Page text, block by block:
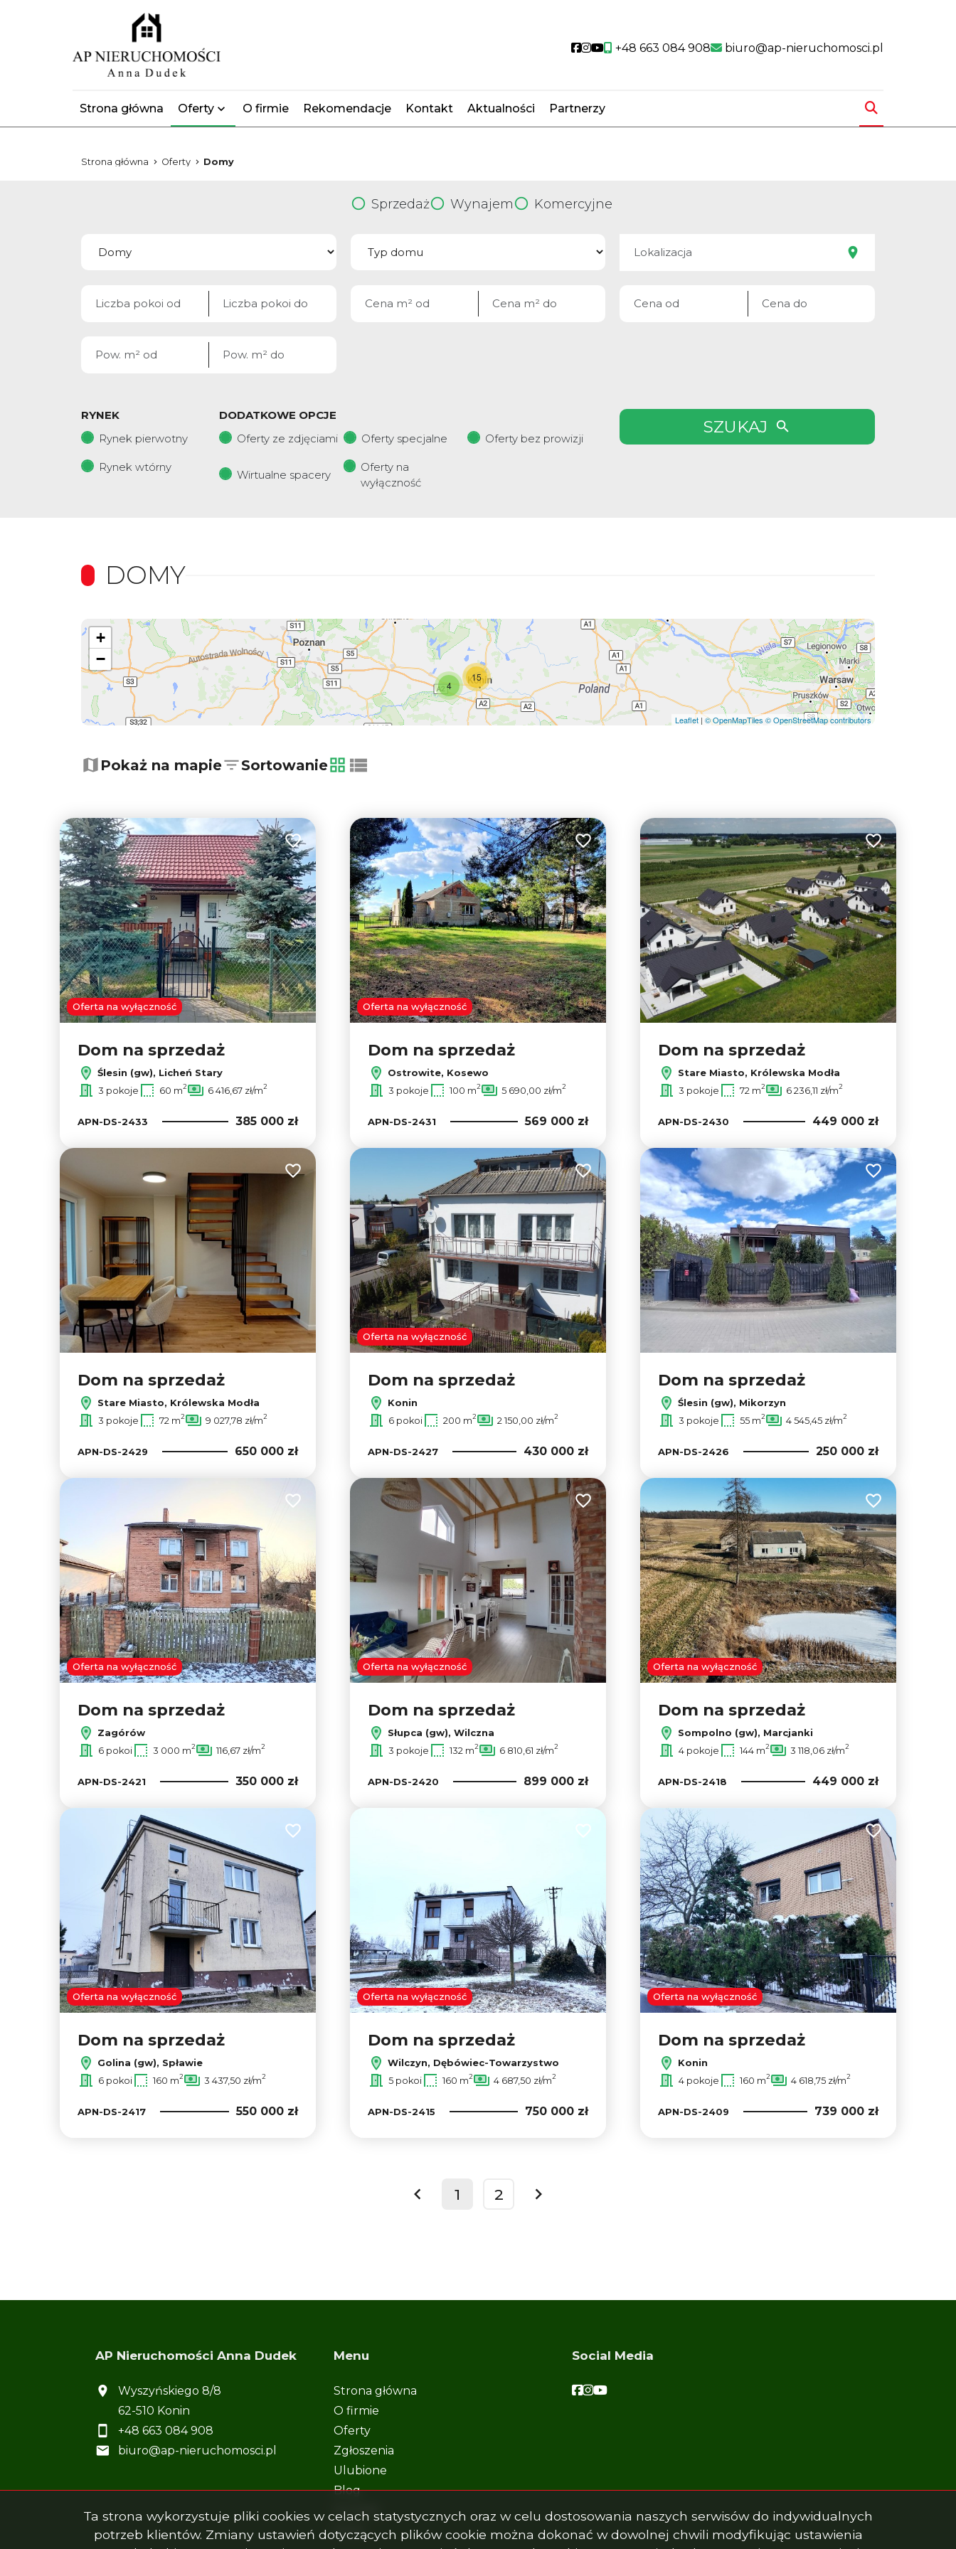
Social link
Social link
Social link
+48 663 084 908 biuro@ap-nieruchomosci.pl
Strona główna Oferty O firmie Rekomendacje Kontakt Aktualności Partnerzy
Strona główna Oferty Domy
Sprzedaż Wynajem Komercyjne
RYNEK
Rynek pierwotny
Rynek wtórny
DODATKOWE OPCJE
Oferty ze zdjęciami
Oferty specjalne Oferty bez prowizji
Wirtualne spacery
Oferty na
wyłączność
SZUKAJ
DOMY
4
15
+
−
Leaflet |© OpenMapTiles © OpenStreetMap contributors
Pokaż na mapie Sortowanie
tabela
lista
Oferta na wyłączność
Dodaj do ulubionych
Dom na sprzedaż
Ślesin (gw), Licheń Stary
3 pokoje 60 m2 6 416,67 zł/m2
APN-DS-2433 385 000 zł
Oferta na wyłączność
Dodaj do ulubionych
Dom na sprzedaż
Ostrowite, Kosewo
3 pokoje 100 m2 5 690,00 zł/m2
APN-DS-2431 569 000 zł
Dodaj do
Dom na sprzedaż
Stare Miasto, Królewska Modła
3 pokoje 72 m2 6 236,11 zł/m2
APN-DS-2430 449 000 zł
Dodaj do ulubionych
Dom na sprzedaż
Stare Miasto, Królewska Modła
3 pokoje 72 m2 9 027,78 zł/m2
APN-DS-2429 650 000 zł
Oferta na wyłączność
Dodaj do ulubionych
Dom na sprzedaż
Konin
6 pokoi 200 m2 2 150,00 zł/m2
APN-DS-2427 430 000 zł
Dodaj do
Dom na sprzedaż
Ślesin (gw), Mikorzyn
3 pokoje 55 m2 4 545,45 zł/m2
APN-DS-2426 250 000 zł
Oferta na wyłączność
Dodaj do ulubionych
Dom na sprzedaż
Zagórów
6 pokoi 3 000 m2 116,67 zł/m2
APN-DS-2421 350 000 zł
Oferta na wyłączność
Dodaj do ulubionych
Dom na sprzedaż
Słupca (gw), Wilczna
3 pokoje 132 m2 6 810,61 zł/m2
APN-DS-2420 899 000 zł
Oferta na wyłączność
Dodaj do
Dom na sprzedaż
Sompolno (gw), Marcjanki
4 pokoje 144 m2 3 118,06 zł/m2
APN-DS-2418 449 000 zł
Oferta na wyłączność
Dodaj do ulubionych
Dom na sprzedaż
Golina (gw), Spławie
6 pokoi 160 m2 3 437,50 zł/m2
APN-DS-2417 550 000 zł
Oferta na wyłączność
Dodaj do ulubionych
Dom na sprzedaż
Wilczyn, Dębówiec-Towarzystwo
5 pokoi 160 m2 4 687,50 zł/m2
APN-DS-2415 750 000 zł
Oferta na wyłączność
Dodaj do
Dom na sprzedaż
Konin
4 pokoje 160 m2 4 618,75 zł/m2
APN-DS-2409 739 000 zł
prev
1 2
next
AP Nieruchomości Anna Dudek
Wyszyńskiego 8/8
62-510 Konin
+48 663 084 908
biuro@ap-nieruchomosci.pl
Menu
Strona główna
O firmie
Oferty
Zgłoszenia
Ulubione
Blog
Kontakt
Rodo
Social Media
Facebook
Facebook
Facebook
Ta strona wykorzystuje pliki cookies w celach statystycznych oraz w celu dostosowania naszych serwisów do indywidualnych
potrzeb klientów. Zmiany ustawień dotyczących plików cookie można dokonać w dowolnej chwili modyfikując ustawienia